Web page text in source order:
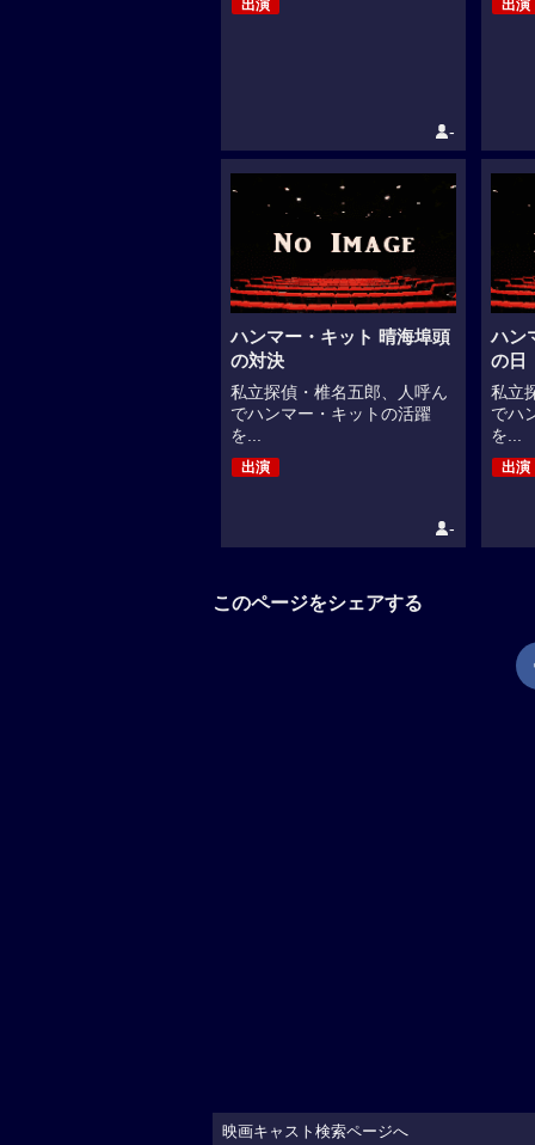
出演
-
出演
ハンマー・キット 晴海埠頭
の対決
私立探偵・椎名五郎、人呼ん
でハンマー・キットの活躍
を...
出演
-
ハン
の日
私立
でハ
を...
出演
このページをシェアする
映画キャスト検索ページへ